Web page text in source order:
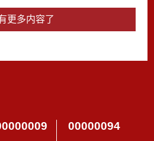
更多内容了
00000094